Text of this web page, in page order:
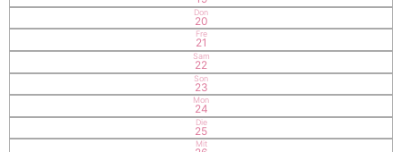
Don
20
Fre
21
Sam
22
Son
23
Mon
24
Die
25
Mit